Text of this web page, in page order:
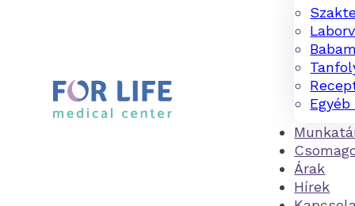
Árak
Hírek